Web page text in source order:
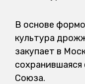
В основе
культура
закупает в
сохранившаяся
Союза.